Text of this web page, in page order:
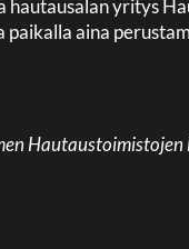
hautausalan yritys
paikalla aina
Hautaustoimistojen